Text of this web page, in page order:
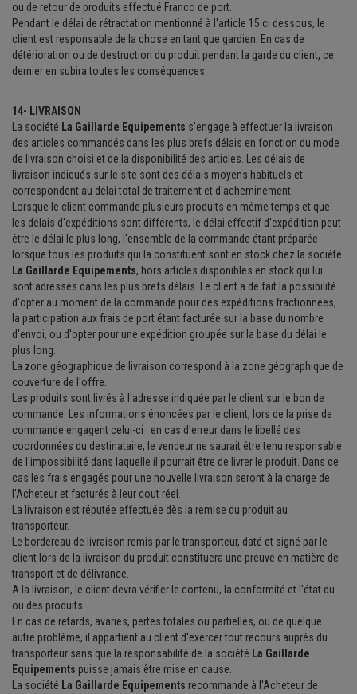
ou de retour de produits effectué Franco de port.
Pendant le délai de rétractation mentionné à l'article 15 ci dessous, le
client est responsable de la chose en tant que gardien. En cas de
détérioration ou de destruction du produit pendant la garde du client, ce
dernier en subira toutes les conséquences.
14- LIVRAISON
La société La Gaillarde Equipements s'engage à effectuer la livraison
des articles commandés dans les plus brefs délais en fonction du mode
de livraison choisi et de la disponibilité des articles. Les délais de
livraison indiqués sur le site sont des délais moyens habituels et
correspondent au délai total de traitement et d'acheminement.
Lorsque le client commande plusieurs produits en même temps et que
les délais d'expéditions sont différents, le délai effectif d'expédition peut
être le délai le plus long, l'ensemble de la commande étant préparée
lorsque tous les produits qui la constituent sont en stock chez la société
La Gaillarde Equipements, hors articles disponibles en stock qui lui
sont adressés dans les plus brefs délais. Le client a de fait la possibilité
d'opter au moment de la commande pour des expéditions fractionnées,
la participation aux frais de port étant facturée sur la base du nombre
d'envoi, ou d'opter pour une expédition groupée sur la base du délai le
plus long.
La zone géographique de livraison correspond à la zone géographique de
couverture de l'offre.
Les produits sont livrés à l'adresse indiquée par le client sur le bon de
commande. Les informations énoncées par le client, lors de la prise de
commande engagent celui-ci : en cas d'erreur dans le libellé des
coordonnées du destinataire, le vendeur ne saurait être tenu responsable
de l'impossibilité dans laquelle il pourrait être de livrer le produit. Dans ce
cas les frais engagés pour une nouvelle livraison seront à la charge de
l'Acheteur et facturés à leur cout réel.
La livraison est réputée effectuée dès la remise du produit au
transporteur.
Le bordereau de livraison remis par le transporteur, daté et signé par le
client lors de la livraison du produit constituera une preuve en matière de
transport et de délivrance.
A la livraison, le client devra vérifier le contenu, la conformité et l'état du
ou des produits.
En cas de retards, avaries, pertes totales ou partielles, ou de quelque
autre problème, il appartient au client d'exercer tout recours auprés du
transporteur sans que la responsabilité de la société La Gaillarde
Equipements puisse jamais être mise en cause.
La société La Gaillarde Equipements recommande à l'Acheteur de